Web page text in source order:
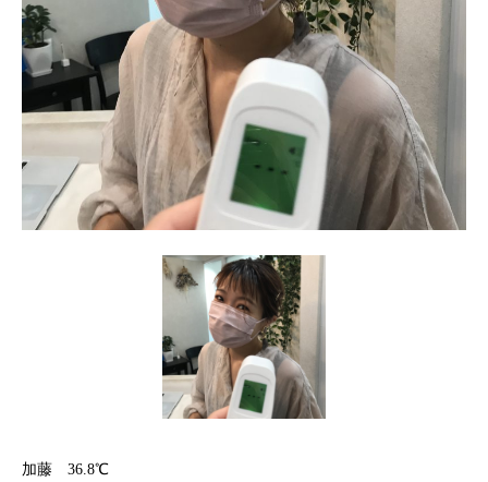
加藤 36.8℃